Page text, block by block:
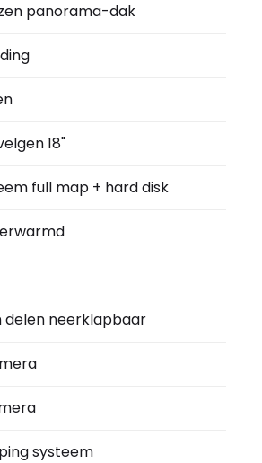
panorama-dak
18"
full map + hard disk
neerklapbaar
systeem